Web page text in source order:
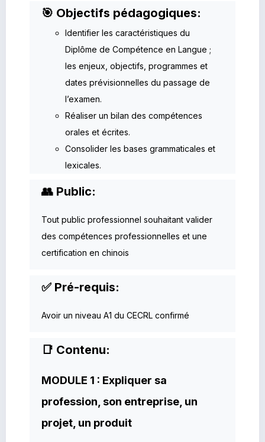
🎯 Objectifs pédagogiques:
Identifier les caractéristiques du
Diplôme de Compétence en Langue ;
les enjeux, objectifs, programmes et
dates prévisionnelles du passage de
l’examen.
Réaliser un bilan des compétences
orales et écrites.
Consolider les bases grammaticales et
lexicales.
👥 Public:
Tout public professionnel souhaitant valider
des compétences professionnelles et une
certification en chinois
✅ Pré-requis:
Avoir un niveau A1 du CECRL confirmé
📑 Contenu:
MODULE 1 : Expliquer sa
profession, son entreprise, un
projet, un produit